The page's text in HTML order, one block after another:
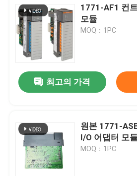
1771-AF1 컨
모듈
MOQ：1PC
최고의 가격
원본 1771-
I/O 어댑터 모
MOQ：1PC